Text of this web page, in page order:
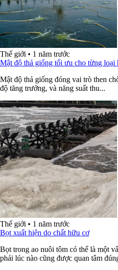
Thế giới • 1 năm trước
Mật độ thả giống tối ưu cho từng loại
Mật độ thả giống đóng vai trò then
độ tăng trưởng, và năng suất thu...
Thế giới • 1 năm trước
Bọt xuất hiện do chất hữu cơ
Bọt trong ao nuôi tôm có thể là một
phải lúc nào cũng được quan tâm